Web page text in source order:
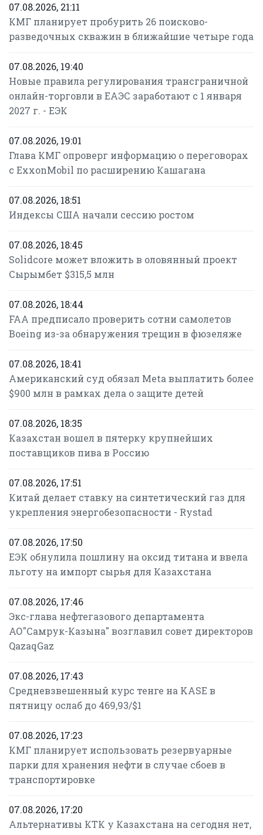
07.08.2026, 21:11
КМГ планирует пробурить 26 поисково-
разведочных скважин в ближайшие четыре года
07.08.2026, 19:40
Новые правила регулирования трансграничной
онлайн-торговли в ЕАЭС заработают с 1 января
2027 г. - ЕЭК
07.08.2026, 19:01
Глава КМГ опроверг информацию о переговорах
с ExxonMobil по расширению Кашагана
07.08.2026, 18:51
Индексы США начали сессию ростом
07.08.2026, 18:45
Solidcore может вложить в оловянный проект
Сырымбет $315,5 млн
07.08.2026, 18:44
FAA предписало проверить сотни самолетов
Boeing из-за обнаружения трещин в фюзеляже
07.08.2026, 18:41
Американский суд обязал Meta выплатить более
$900 млн в рамках дела о защите детей
07.08.2026, 18:35
Казахстан вошел в пятерку крупнейших
поставщиков пива в Россию
07.08.2026, 17:51
Китай делает ставку на синтетический газ для
укрепления энергобезопасности - Rystad
07.08.2026, 17:50
ЕЭК обнулила пошлину на оксид титана и ввела
льготу на импорт сырья для Казахстана
07.08.2026, 17:46
Экс-глава нефтегазового департамента
АО"Самрук-Казына" возглавил совет директоров
QazaqGaz
07.08.2026, 17:43
Средневзвешенный курс тенге на KASE в
пятницу ослаб до 469,93/$1
07.08.2026, 17:23
КМГ планирует использовать резервуарные
парки для хранения нефти в случае сбоев в
транспортировке
07.08.2026, 17:20
Альтернативы КТК у Казахстана на сегодня нет,